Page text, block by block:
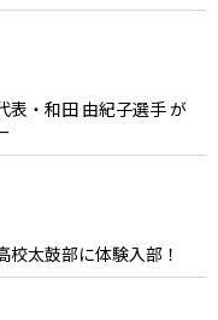
表・和田 由紀子選手 が
太鼓部に体験入部！